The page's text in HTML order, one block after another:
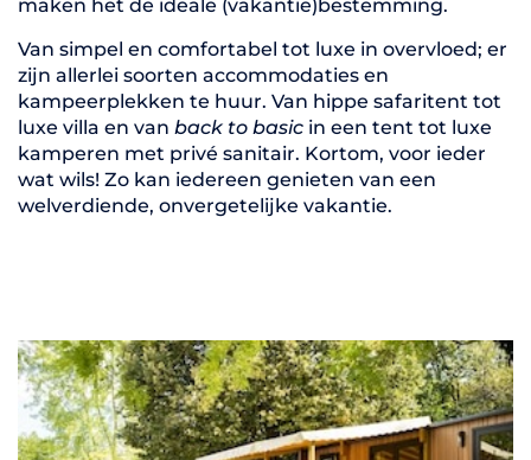
maken het de ideale (vakantie)bestemming.
Van simpel en comfortabel tot luxe in overvloed; er
zijn allerlei soorten accommodaties en
kampeerplekken te huur. Van hippe safaritent tot
luxe villa en van back to basic in een tent tot luxe
kamperen met privé sanitair. Kortom, voor ieder
wat wils! Zo kan iedereen genieten van een
welverdiende, onvergetelijke vakantie.